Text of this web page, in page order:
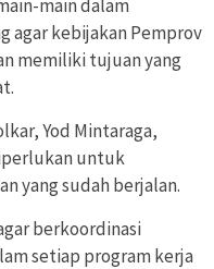
main dalam
agar kebijakan Pemprov
memiliki tujuan yang
Yod Mintaraga,
untuk
yang sudah berjalan.
berkoordinasi
setiap program kerja